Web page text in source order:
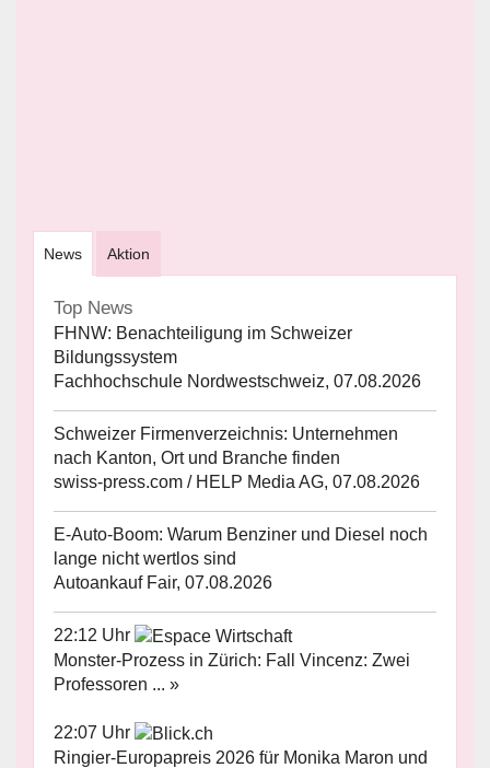
News Aktion
Top News
FHNW: Benachteiligung im Schweizer
Bildungssystem
Fachhochschule Nordwestschweiz, 07.08.2026
Schweizer Firmenverzeichnis: Unternehmen
nach Kanton, Ort und Branche finden
swiss-press.com / HELP Media AG, 07.08.2026
E-Auto-Boom: Warum Benziner und Diesel noch
lange nicht wertlos sind
Autoankauf Fair, 07.08.2026
22:12 Uhr
Monster-Prozess in Zürich: Fall Vincenz: Zwei
Professoren ... »
22:07 Uhr
Ringier-Europapreis 2026 für Monika Maron und